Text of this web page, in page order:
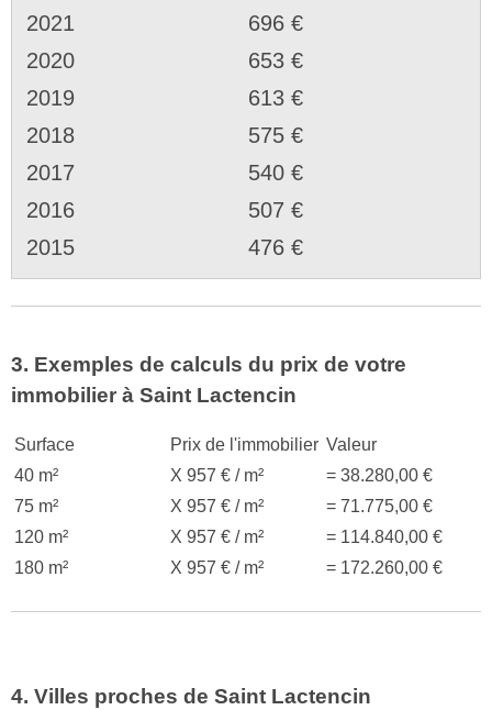
2021
696 €
2020
653 €
2019
613 €
2018
575 €
2017
540 €
2016
507 €
2015
476 €
3. Exemples de calculs du prix de votre
immobilier à Saint Lactencin
Surface Prix de l'immobilier Valeur
40 m²
X 957 € / m²
= 38.280,00 €
75 m²
X 957 € / m²
= 71.775,00 €
120 m²
X 957 € / m²
= 114.840,00 €
180 m²
X 957 € / m² = 172.260,00 €
4. Villes proches de Saint Lactencin